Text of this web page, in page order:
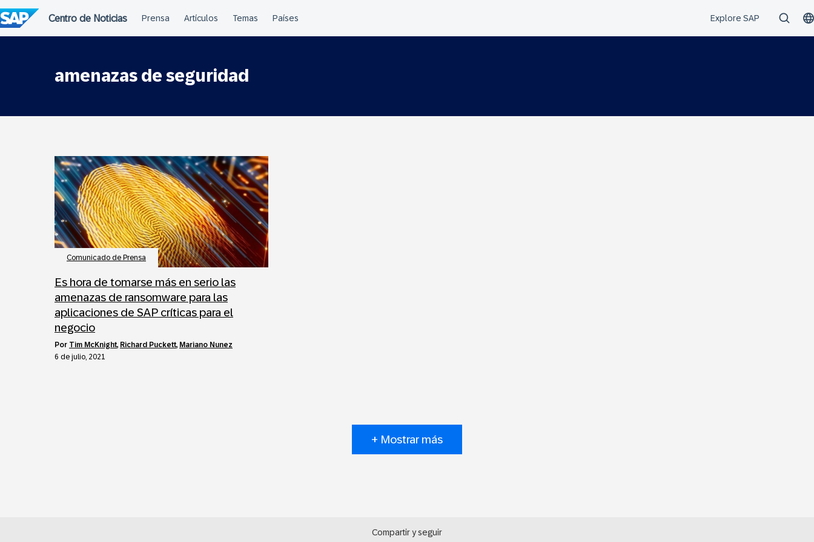
al
contenido
amenazas de seguridad
Comunicado de Prensa
Es hora de tomarse más en serio las
amenazas de ransomware para las
aplicaciones de SAP críticas para el
negocio
por Tim McKnight, Richard Puckett, Mariano Nunez
6 de julio, 2021
+ Mostrar más
Compartir y seguir